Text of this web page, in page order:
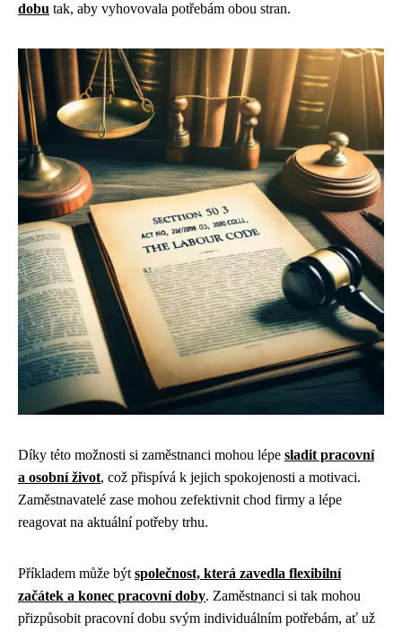
dobu tak, aby vyhovovala potřebám obou stran.
Díky této možnosti si zaměstnanci mohou lépe sladit pracovní
a osobní život, což přispívá k jejich spokojenosti a motivaci.
Zaměstnavatelé zase mohou zefektivnit chod firmy a lépe
reagovat na aktuální potřeby trhu.
Příkladem může být společnost, která zavedla flexibilní
začátek a konec pracovní doby. Zaměstnanci si tak mohou
přizpůsobit pracovní dobu svým individuálním potřebám, ať už